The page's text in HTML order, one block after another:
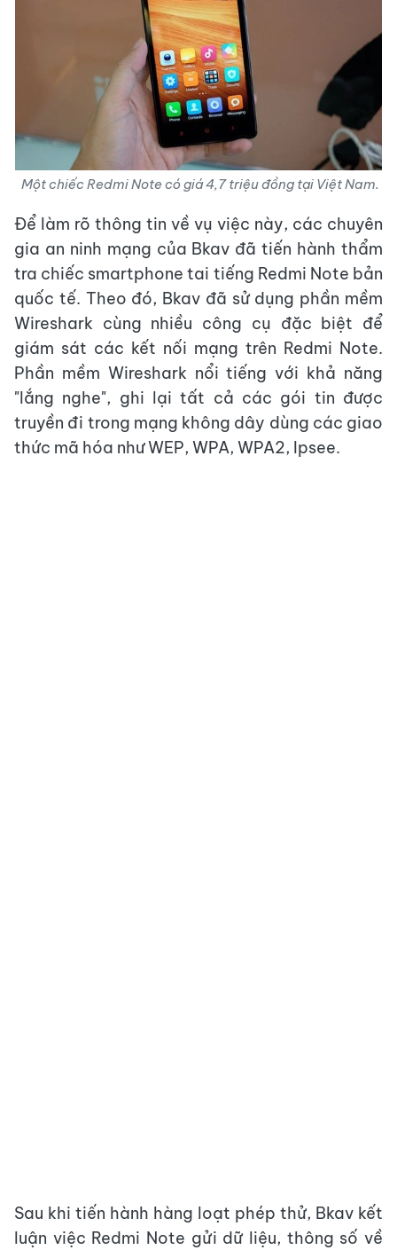
Một chiếc Redmi Note có giá 4,7 triệu đồng tại Việt Nam.
Để làm rõ thông tin về vụ việc này, các chuyên
gia an ninh mạng của Bkav đã tiến hành thẩm
tra chiếc smartphone tai tiếng Redmi Note bản
quốc tế. Theo đó, Bkav đã sử dụng phần mềm
Wireshark cùng nhiều công cụ đặc biệt để
giám sát các kết nối mạng trên Redmi Note.
Phần mềm Wireshark nổi tiếng với khả năng
"lắng nghe", ghi lại tất cả các gói tin được
truyền đi trong mạng không dây dùng các giao
thức mã hóa như WEP, WPA, WPA2, Ipsee.
Sau khi tiến hành hàng loạt phép thử, Bkav kết
luận việc Redmi Note gửi dữ liệu, thông số về